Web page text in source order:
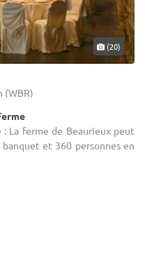
(20)
(WBR)
La ferme de Beaurieux peut
et 360 personnes en